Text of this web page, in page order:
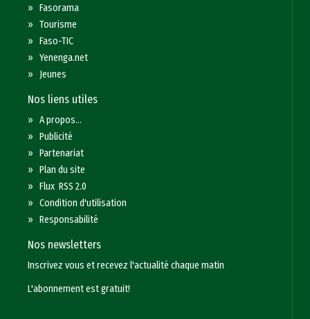
»Fasorama
»Tourisme
»Faso-TIC
»Yenenga.net
» Jeunes
Nos liens utiles
»A propos...
»Publicité
»Partenariat
»Plan du site
»Flux RSS 2.0
»Condition d'utilisation
»Responsabilité
Nos newsletters
Inscrivez vous et recevez l'actualité chaque matin
L'abonnement est gratuit!